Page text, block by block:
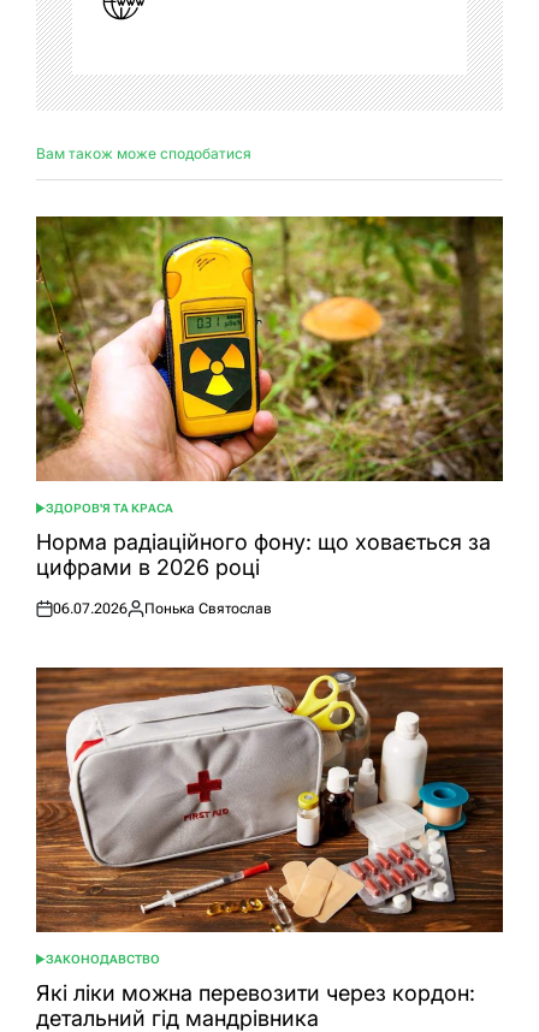
Вам також може сподобатися
ОПУБЛІКУВАТИ
У
ЗДОРОВ'Я ТА КРАСА
Норма радіаційного фону: що ховається за
цифрами в 2026 році
Оприлюднено
06.07.2026
Опубліковано
Понька Святослав
ОПУБЛІКУВАТИ
У
ЗАКОНОДАВСТВО
Які ліки можна перевозити через кордон:
детальний гід мандрівника